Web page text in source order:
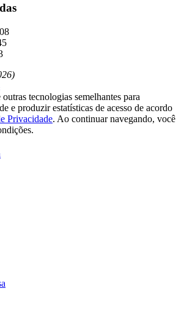
tecnologias semelhantes para
e produzir estatísticas de acesso de acordo
Privacidade. Ao continuar navegando, você